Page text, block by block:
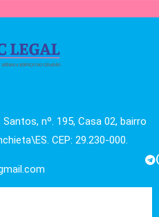
nº. 195, Casa 02, bairro
CEP: 29.230-000.